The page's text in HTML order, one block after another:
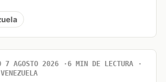
7 AGOSTO 2026
6 MIN DE LECTURA